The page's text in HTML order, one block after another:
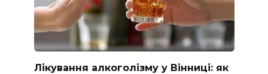
Лікування алкоголізму у Вінниці: як